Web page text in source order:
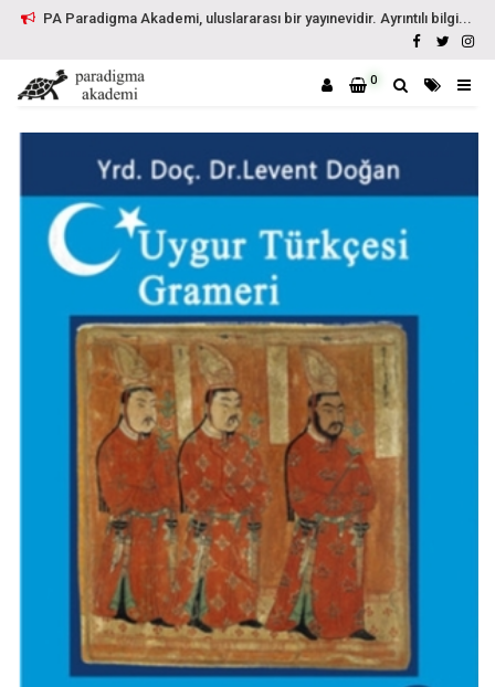
PA Paradigma Akademi, uluslararası bir yayınevidir. Ayrıntılı bilgi...
0